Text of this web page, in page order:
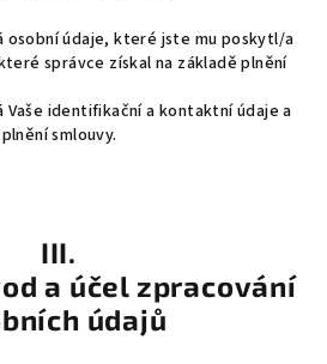
osobní údaje, které jste mu poskytl/a
správce získal na základě plnění
Vaše identifikační a kontaktní údaje a
smlouvy.
III.
a účel zpracování
údajů